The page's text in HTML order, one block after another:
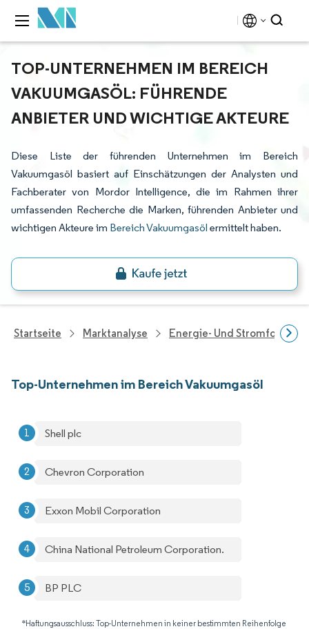
TOP-UNTERNEHMEN IM BEREICH
VAKUUMGASÖL: FÜHRENDE
ANBIETER UND WICHTIGE AKTEURE
Diese Liste der führenden Unternehmen im Bereich
Vakuumgasöl basiert auf Einschätzungen der Analysten und
Fachberater von Mordor Intelligence, die im Rahmen ihrer
umfassenden Recherche die Marken, führenden Anbieter und
wichtigen Akteure im Bereich Vakuumgasöl ermittelt haben.
Startseite Marktanalyse Energie- Und
Top-Unternehmen im Bereich Vakuumgasöl
Shell plc
Chevron Corporation
Exxon Mobil Corporation
China National Petroleum Corporation.
BP PLC
*Haftungsausschluss: Top-Unternehmen in keiner bestimmten Reihenfolge